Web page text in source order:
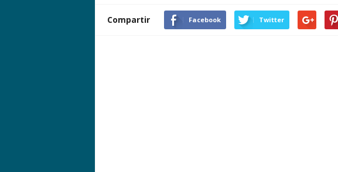
Compartir Facebook Twitter